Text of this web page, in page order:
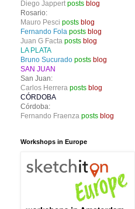
Diego Jappert posts blog
Rosario:
Mauro Pesci posts blog
Fernando Fola posts blog
Juan G Facta posts blog
LA PLATA
Bruno Sucurado posts blog
SAN JUAN
San Juan:
Carlos Herrera posts blog
CÓRDOBA
Córdoba:
Fernando Fraenza posts blog
Workshops in Europe